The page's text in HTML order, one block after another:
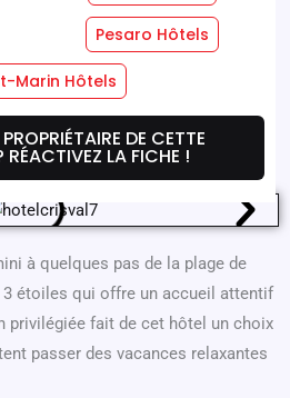
Pesaro Hôtels
Marin Hôtels
DE CETTE
RÉACTIVEZ LA FICHE !
Services En Chambre
Offres
à quelques pas de la plage de
3 étoiles qui offre un accueil attentif
privilégiée fait de cet hôtel un choix
passer des vacances relaxantes